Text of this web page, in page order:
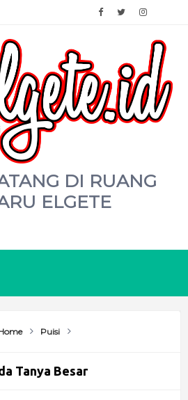
DI RUANG
ELGETE
Puisi
Tanya Besar